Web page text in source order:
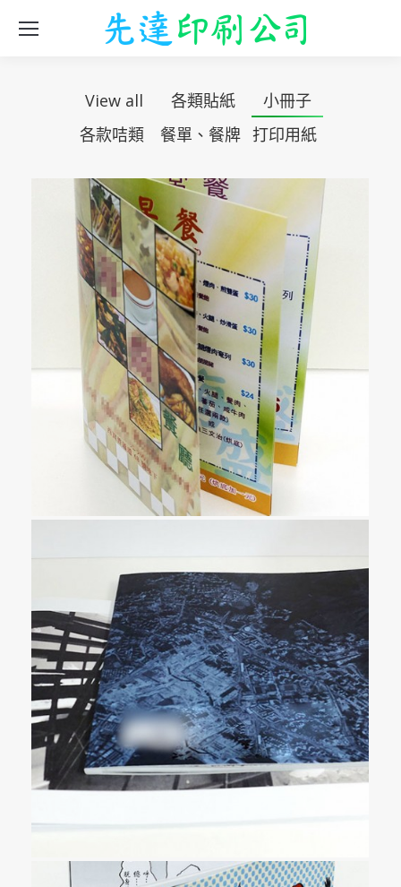
View all 各類貼紙
小冊子
各款咭類
餐單、餐牌 打印用紙